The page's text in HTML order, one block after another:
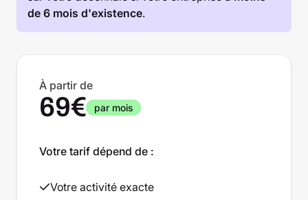
de 6 mois d'existence.
À partir de
69€ par mois
Votre tarif dépend de :
Votre activité exacte